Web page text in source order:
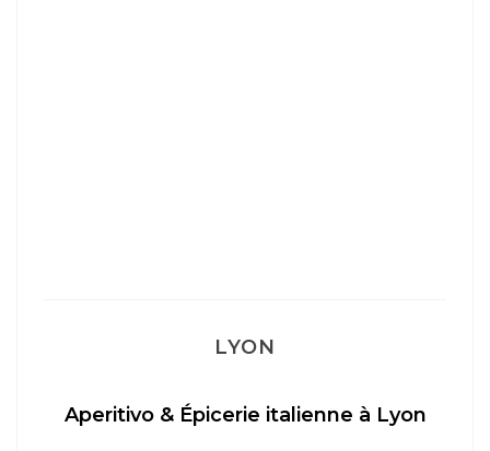
LYON
Aperitivo & Épicerie italienne à Lyon